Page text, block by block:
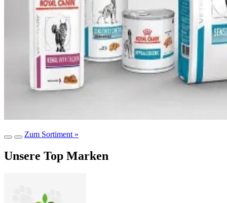
Zum Sortiment »
Unsere Top Marken